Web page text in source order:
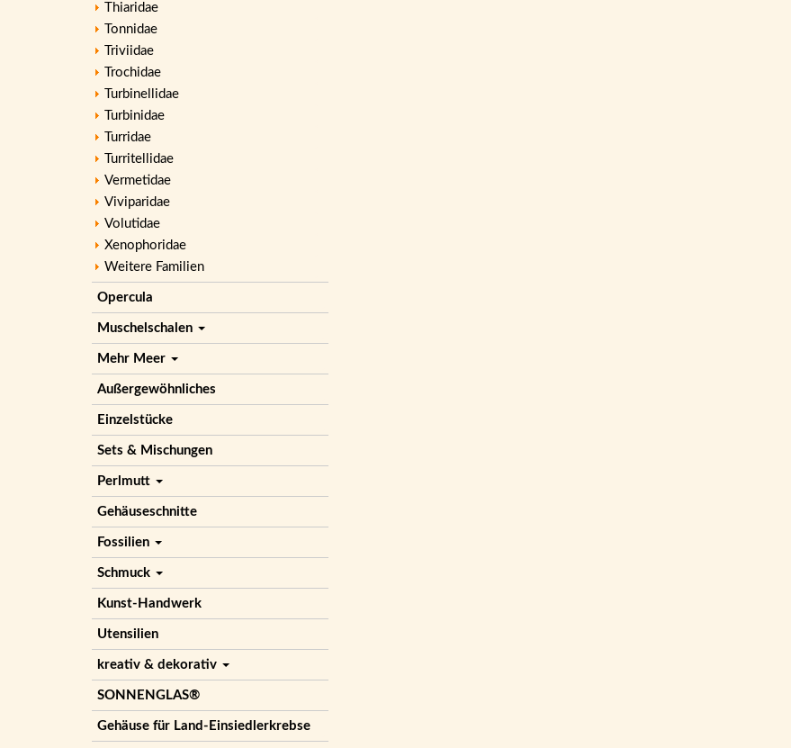
Thiaridae
Tonnidae
Triviidae
Trochidae
Turbinellidae
Turbinidae
Turridae
Turritellidae
Vermetidae
Viviparidae
Volutidae
Xenophoridae
Weitere Familien
Opercula
Muschelschalen
Mehr Meer
Außergewöhnliches
Einzelstücke
Sets & Mischungen
Perlmutt
Gehäuseschnitte
Fossilien
Schmuck
Kunst-Handwerk
Utensilien
kreativ & dekorativ
SONNENGLAS®
Gehäuse für Land-Einsiedlerkrebse